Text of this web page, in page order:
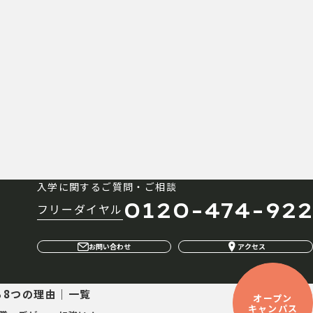
入学に関するご質問・ご相談
フリーダイヤル 0120-474-922
お問い合わせ アクセス
つの理由｜一覧 オープン
キャンパス